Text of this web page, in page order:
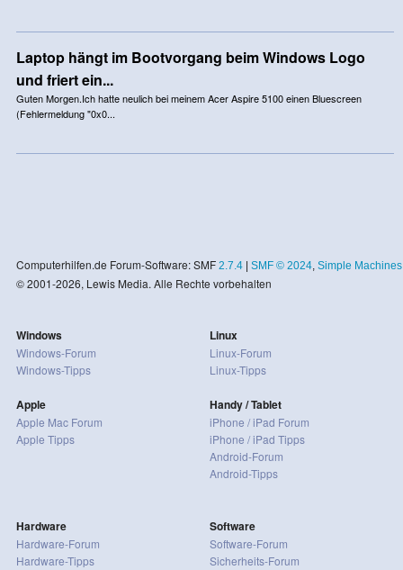
Laptop hängt im Bootvorgang beim Windows Logo
und friert ein...
Guten Morgen.Ich hatte neulich bei meinem Acer Aspire 5100 einen Bluescreen
(Fehlermeldung "0x0...
Computerhilfen.de Forum-Software: SMF 2.7.4| SMF © 2024, Simple Machines
© 2001-2026, Lewis Media. Alle Rechte vorbehalten
Windows
Windows-Forum
Windows-Tipps
Apple
Apple Mac Forum
Apple Tipps
Linux
Linux-Forum
Linux-Tipps
Handy / Tablet
iPhone / iPad Forum
iPhone / iPad Tipps
Android-Forum
Android-Tipps
Hardware
Hardware-Forum
Hardware-Tipps
Software
Software-Forum
Sicherheits-Forum